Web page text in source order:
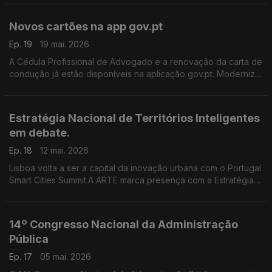
Novos cartões na app gov.pt
Ep. 19
19 mai. 2026
A Cédula Profissional de Advogado e a renovação da carta de
condução já estão disponíveis na aplicação gov.pt. Modernize
Estratégia Nacional de Territórios Inteligentes
em debate.
Ep. 18
12 mai. 2026
Lisboa volta a ser a capital da inovação urbana com o Portugal
Smart Cities Summit.A ARTE marca presença com a Estratégia
14º Congresso Nacional da Administração
Pública
Ep. 17
05 mai. 2026